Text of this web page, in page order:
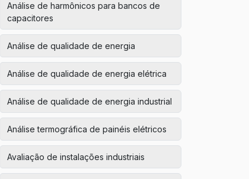
Análise de harmônicos para bancos de
capacitores
Análise de qualidade de energia
Análise de qualidade de energia elétrica
Análise de qualidade de energia industrial
Análise termográfica de painéis elétricos
Avaliação de instalações industriais